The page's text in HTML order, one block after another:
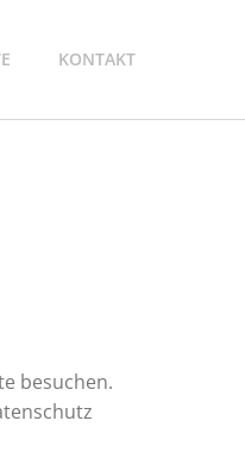
KONTAKT
besuchen.